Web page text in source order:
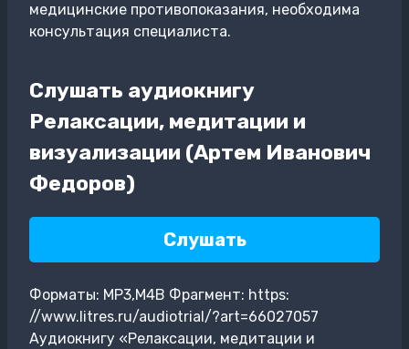
медицинские противопоказания, необходима
консультация специалиста.
Слушать аудиокнигу
Релаксации, медитации и
визуализации (Артем Иванович
Федоров)
Слушать
Форматы: MP3,M4B Фрагмент: https:
//www.litres.ru/audiotrial/?art=66027057
Аудиокнигу «Релаксации, медитации и